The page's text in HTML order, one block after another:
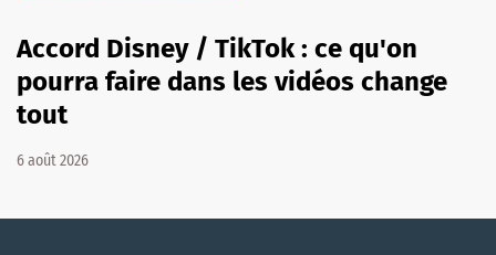
Accord Disney / TikTok : ce qu'on
pourra faire dans les vidéos change
tout
6 août 2026